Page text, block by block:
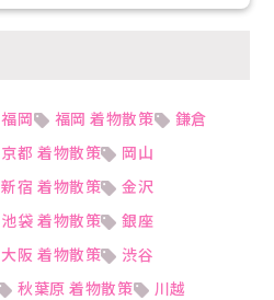
福岡 福岡 着物散策
鎌倉
京都 着物散策
岡山
新宿 着物散策
金沢
池袋 着物散策
銀座
大阪 着物散策
渋谷
秋葉原 着物散策
川越